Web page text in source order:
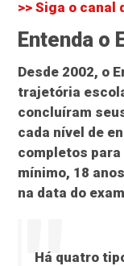
>> Siga o canal
Entenda o
Desde 2002, o
trajetória
concluíram
cada nível de
completos
mínimo, 18
na data do
Há quatro